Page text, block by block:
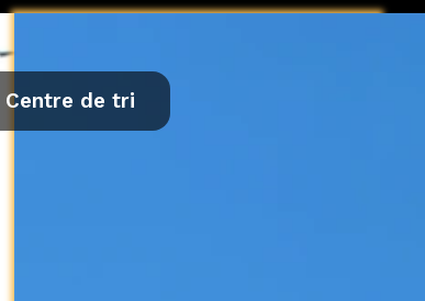
Centre de tri